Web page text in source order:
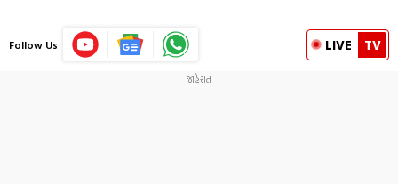
Follow Us LIVE TV